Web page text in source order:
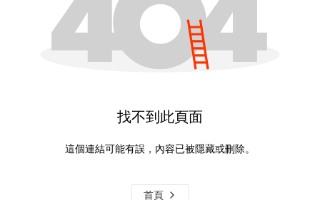
找不到此頁面
這個連結可能有誤，內容已被隱藏或刪除。
首頁